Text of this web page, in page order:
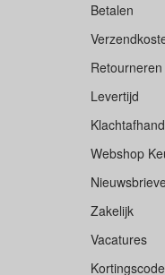
Betalen
Levertijd
Webshop
Zakelijk
Vacatures
Kortingscode